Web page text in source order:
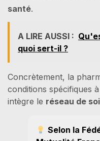
santé.
A LIRE AUSSI :
quoi sert-il ?
Concrètement, la
conditions spécifiques
intègre le réseau de
Selon la